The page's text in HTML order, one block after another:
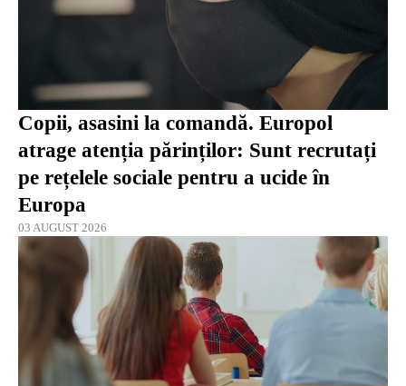
Copii, asasini la comandă. Europol
atrage atenția părinților: Sunt recrutați
pe rețelele sociale pentru a ucide în
Europa
03 AUGUST 2026